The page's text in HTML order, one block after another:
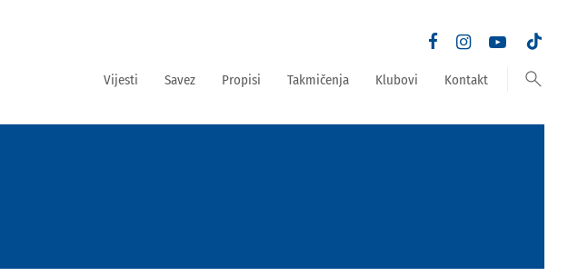
Vijesti Savez Propisi Takmičenja Klubovi Kontakt search